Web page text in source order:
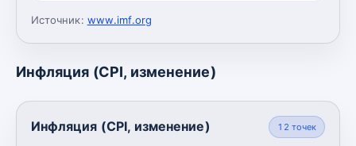
Источник: www.imf.org
Инфляция (CPI, изменение)
Инфляция (CPI, изменение) 12 точек